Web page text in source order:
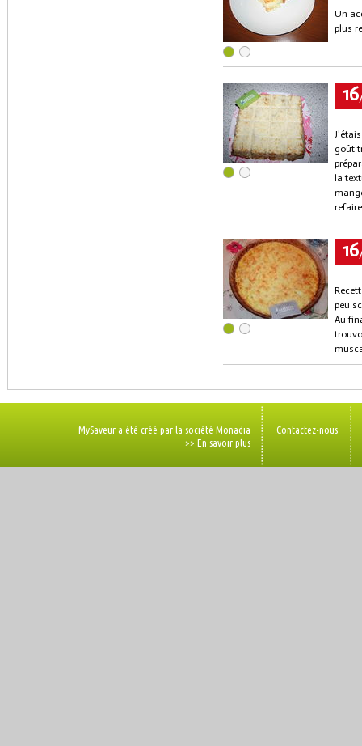
Un
plus
16
goût
la
16
peu
Au
MySaveur a été créé par la société Monadia
>> En savoir plus
Contactez-nous